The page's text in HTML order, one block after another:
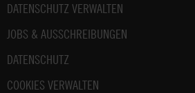
DATENSCHUTZ VERWALTEN
JOBS & AUSSCHREIBUNGEN
DATENSCHUTZ
COOKIES VERWALTEN